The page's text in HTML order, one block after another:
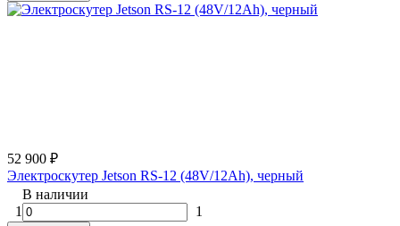
52 900 ₽
Электроскутер Jetson RS-12 (48V/12Ah), черный
В наличии
1
1